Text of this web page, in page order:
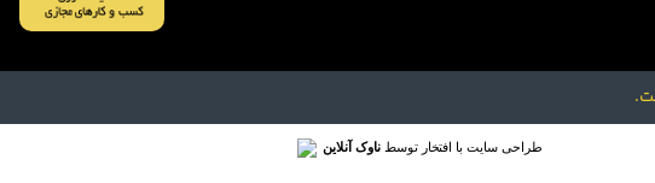
طراحی سایت با افتخار توسط ناوک آنلاین